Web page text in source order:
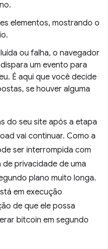
elementos, mostrando o
ou falha, o navegador
um evento para
É aqui que você decide
se houver alguma
do seu site após a etapa
vai continuar. Como a
ser interrompida com
privacidade de uma
plano muito longa.
em execução
de que ele possa
bitcoin em segundo